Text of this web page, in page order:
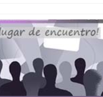
提供本科、硕士及博士学位。
会计学、MBA、财务、教育、
、护理、文学、音乐、生物
工程、天文学、农业、环境
工程、生物工程、建筑设计
机械工程、航天工程、土木工
、社会科学、心理学、戏剧、
计算机科学、物理学、人工智